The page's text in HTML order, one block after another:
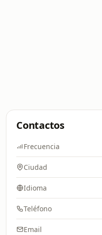
Contactos
Frecuencia
Ciudad
Idioma
Teléfono
Email